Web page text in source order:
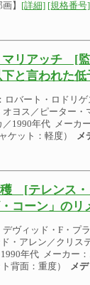
】
[詳細] [規格番号]
マリアッチ [
下と言われた
バート・ロドリゲ
オヨス／ピーター
／1990年代 メーカ
ケット：軽度）
メ
[テレンス・
コーン」のリ
ヴィッド・F・プラ
ド・アレン／クリ
1990年代 メーカー
背面：重度）
メ